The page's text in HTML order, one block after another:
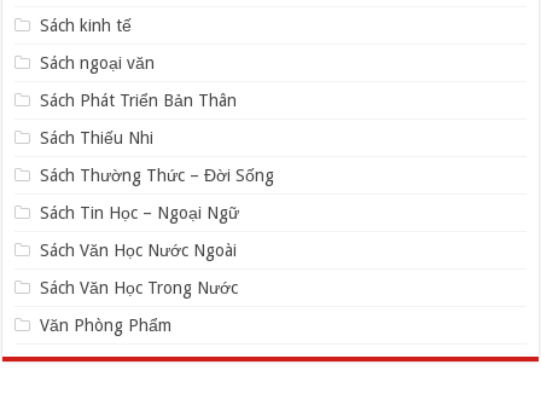
Sách kinh tế
Sách ngoại văn
Sách Phát Triển Bản Thân
Sách Thiếu Nhi
Sách Thường Thức – Đời Sống
Sách Tin Học – Ngoại Ngữ
Sách Văn Học Nước Ngoài
Sách Văn Học Trong Nước
Văn Phòng Phẩm